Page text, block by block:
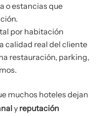
o estancias que
por habitación
calidad real del cliente
restauración, parking,
muchos hoteles dejan
y reputación